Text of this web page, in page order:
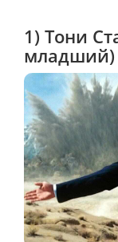
1) Тони
младший)